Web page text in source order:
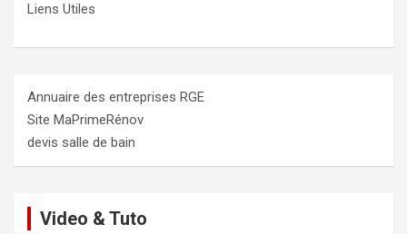
Liens Utiles
Annuaire des entreprises RGE
Site MaPrimeRénov
devis salle de bain
Video & Tuto